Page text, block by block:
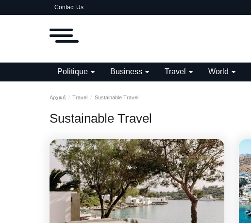
Contact Us
Politique Business Travel World
Αρχική Travel Sustainable Travel
Sustainable Travel